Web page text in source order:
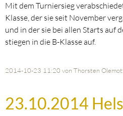
Mit dem Turniersieg
Klasse, der sie seit November
und in der sie bei allen Starts auf
stiegen in die B-Klasse auf.
2014-10-23 11:20 von Thorsten
23.10.2014